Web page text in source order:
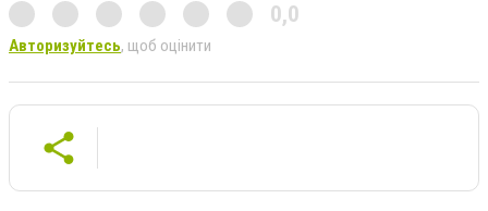
0,0
Авторизуйтесь, щоб оцінити